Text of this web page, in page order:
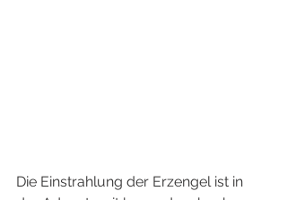
Die Einstrahlung der Erzengel ist in